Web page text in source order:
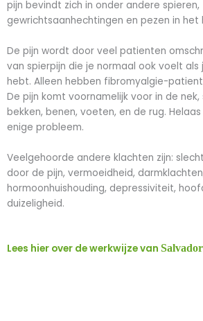
pijn bevindt zich in onder andere spieren,
gewrichtsaanhechtingen en pezen in het
De pijn wordt door veel patienten
van spierpijn die je normaal ook voelt als
hebt. Alleen hebben fibromyalgie-
De pijn komt voornamelijk voor in de nek,
bekken, benen, voeten, en de rug.
enige probleem.
Veelgehoorde andere klachten zijn:
door de pijn, vermoeidheid,
hormoonhuishouding, depressiviteit,
duizeligheid.
Lees hier over de werkwijze van